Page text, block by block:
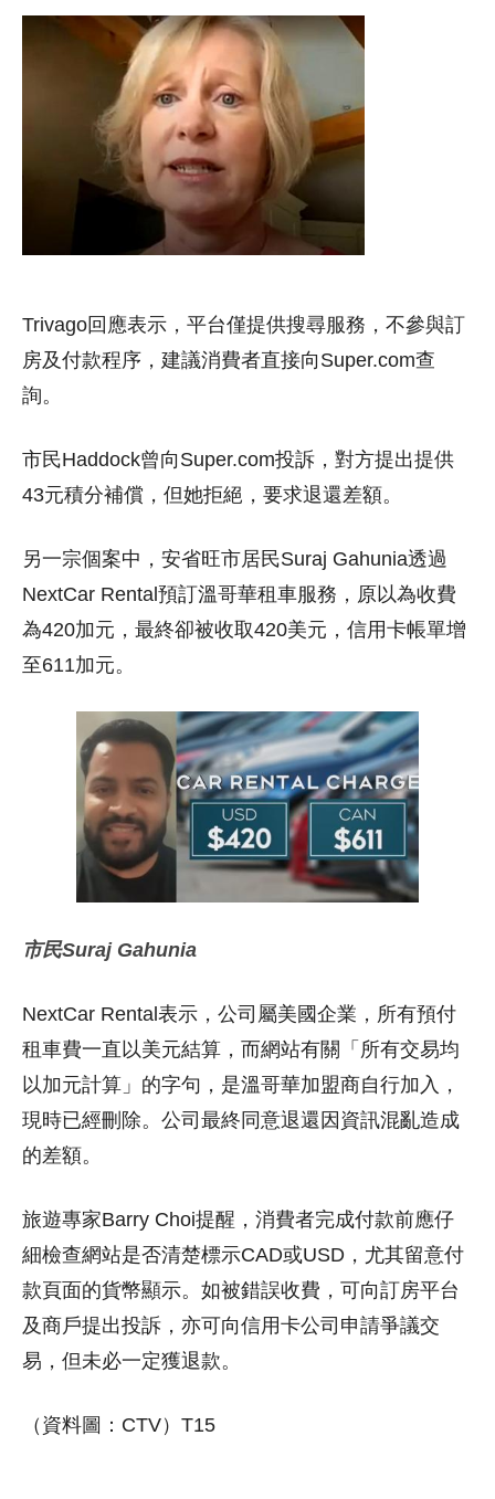
Trivago回應表示，平台僅提供搜尋服務，不參與訂
房及付款程序，建議消費者直接向Super.com查
詢。
市民Haddock曾向Super.com投訴，對方提出提供
43元積分補償，但她拒絕，要求退還差額。
另一宗個案中，安省旺市居民Suraj Gahunia透過
NextCar Rental預訂溫哥華租車服務，原以為收費
為420加元，最終卻被收取420美元，信用卡帳單增
至611加元。
市民Suraj Gahunia
NextCar Rental表示，公司屬美國企業，所有預付
租車費一直以美元結算，而網站有關「所有交易均
以加元計算」的字句，是溫哥華加盟商自行加入，
現時已經刪除。公司最終同意退還因資訊混亂造成
的差額。
旅遊專家Barry Choi提醒，消費者完成付款前應仔
細檢查網站是否清楚標示CAD或USD，尤其留意付
款頁面的貨幣顯示。如被錯誤收費，可向訂房平台
及商戶提出投訴，亦可向信用卡公司申請爭議交
易，但未必一定獲退款。
（資料圖：CTV）T15